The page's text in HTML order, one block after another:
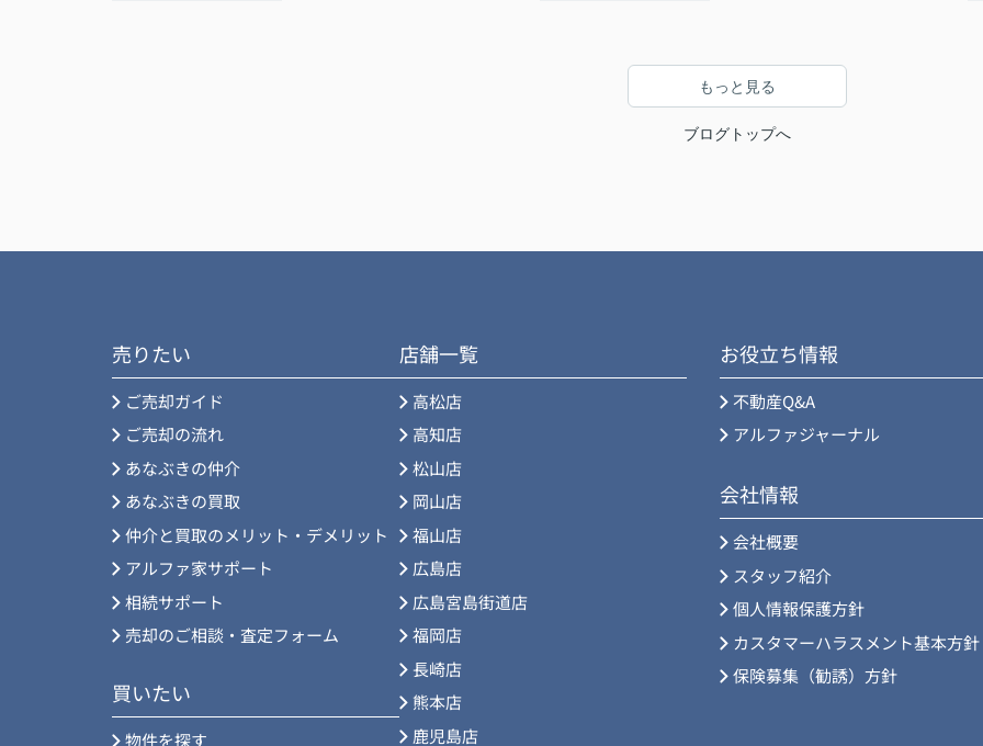
もっと見る
ブログトップへ
売りたい
ご売却ガイド
ご売却の流れ
あなぶきの仲介
あなぶきの買取
仲介と買取のメリット・デメリット
アルファ家サポート
相続サポート
売却のご相談・査定フォーム
買いたい
物件を探す
店舗一覧
高松店
高知店
松山店
岡山店
福山店
広島店
広島宮島街道店
福岡店
長崎店
熊本店
鹿児島店
お役立ち情報
不動産Q&A
アルファジャーナル
会社情報
会社概要
スタッフ紹介
個人情報保護方針
カスタマーハラスメント基本方針
保険募集（勧誘）方針